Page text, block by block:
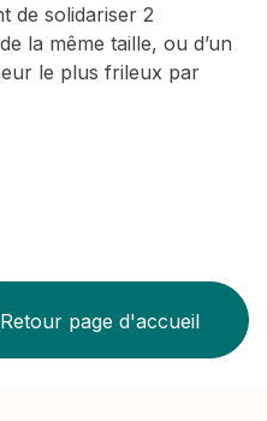
de solidariser 2
la même taille, ou d’un
le plus frileux par
Retour page d'accueil